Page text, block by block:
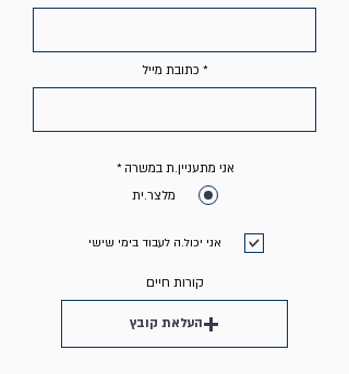
כתובת מייל
אני מתעניין.ת במשרה *
מלצר.ית
אני יכול.ה לעבוד בימי שישי
קורות חיים
העלאת קובץ